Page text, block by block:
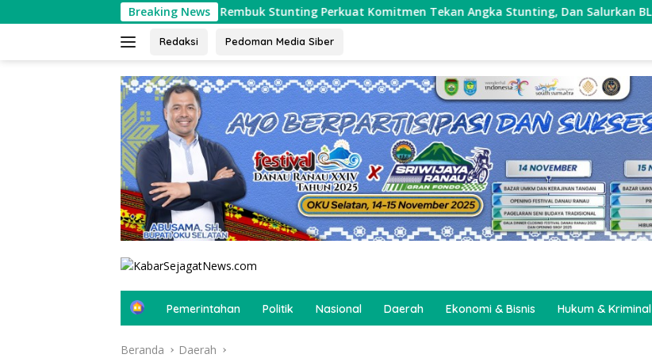
ke
Breaking News
Gelar Rembuk Stunting Perkuat Komitmen Tekan Angka Stunting, Dan Salurkan BLT-DD Tahap Kedua
Redaksi Pedoman Media Siber
B
a
Pemerintahan Politik Nasional Daerah Ekonomi & Bisnis Hukum & Kriminal
Beranda Daerah